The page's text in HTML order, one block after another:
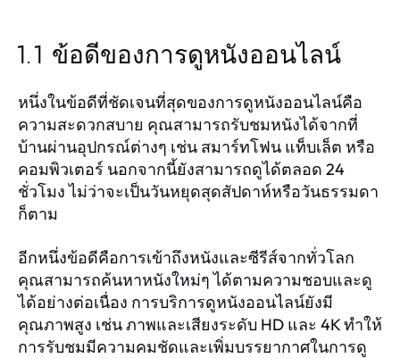
1.1 ข้อดีของการดูหนังออนไลน์
หนึ่งในข้อดีที่ชัดเจนที่สุดของการดูหนังออนไลน์คือ
ความสะดวกสบาย คุณสามารถรับชมหนังได้จากที่
บ้านผ่านอุปกรณ์ต่างๆ เช่น สมาร์ทโฟน แท็บเล็ต หรือ
คอมพิวเตอร์ นอกจากนี้ยังสามารถดูได้ตลอด 24
ชั่วโมง ไม่ว่าจะเป็นวันหยุดสุดสัปดาห์หรือวันธรรมดา
ก็ตาม
อีกหนึ่งข้อดีคือการเข้าถึงหนังและซีรีส์จากทั่วโลก
คุณสามารถค้นหาหนังใหม่ๆ ได้ตามความชอบและดู
ได้อย่างต่อเนื่อง การบริการดูหนังออนไลน์ยังมี
คุณภาพสูง เช่น ภาพและเสียงระดับ HD และ 4K ทำให้
การรับชมมีความคมชัดและเพิ่มบรรยากาศในการดู